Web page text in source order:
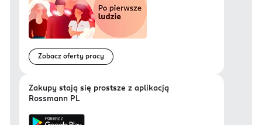
Zobacz oferty pracy
Zakupy stają się prostsze z aplikacją
Rossmann PL